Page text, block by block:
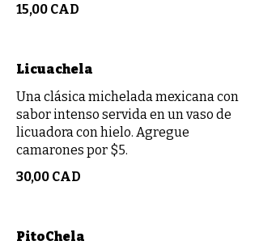
15,00 CAD
Licuachela
Una clásica michelada mexicana con
sabor intenso servida en un vaso de
licuadora con hielo. Agregue
camarones por $5.
30,00 CAD
PitoChela